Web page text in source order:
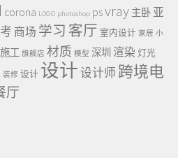
corona LOGO photoshop psvray 主卧 亚
商场 学习 客厅 室内设计 家居 小
施工 旗舰店 材质 模型 深圳 渲染 灯光
装修 设计 设计设计师 跨境电
厅